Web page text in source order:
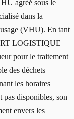
agréé sous le
dans la
(VHU). En tant
LOGISTIQUE
pour le traitement
des déchets
les horaires
pas disponibles, son
envers les